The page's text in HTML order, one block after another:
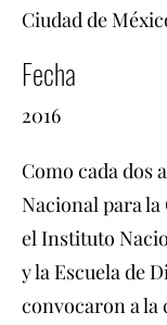
Ciudad de
Fecha
2016
Como cada dos
Nacional para la
el Instituto
y la Escuela de
convocaron a la